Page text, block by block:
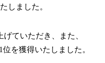
しました。
ていただき、また、
を獲得いたしました。